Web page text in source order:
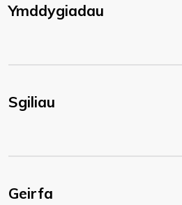
Ymddygiadau
Sgiliau
Geirfa